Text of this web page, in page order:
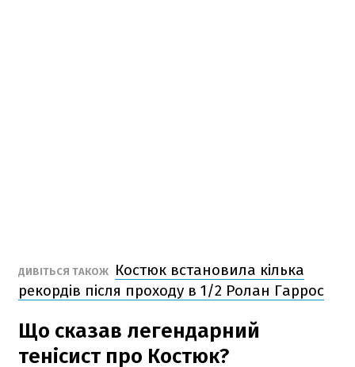
ДИВІТЬСЯ ТАКОЖ
Костюк встановила кілька
рекордів після проходу в 1/2 Ролан Гаррос
Що сказав легендарний
тенісист про Костюк?